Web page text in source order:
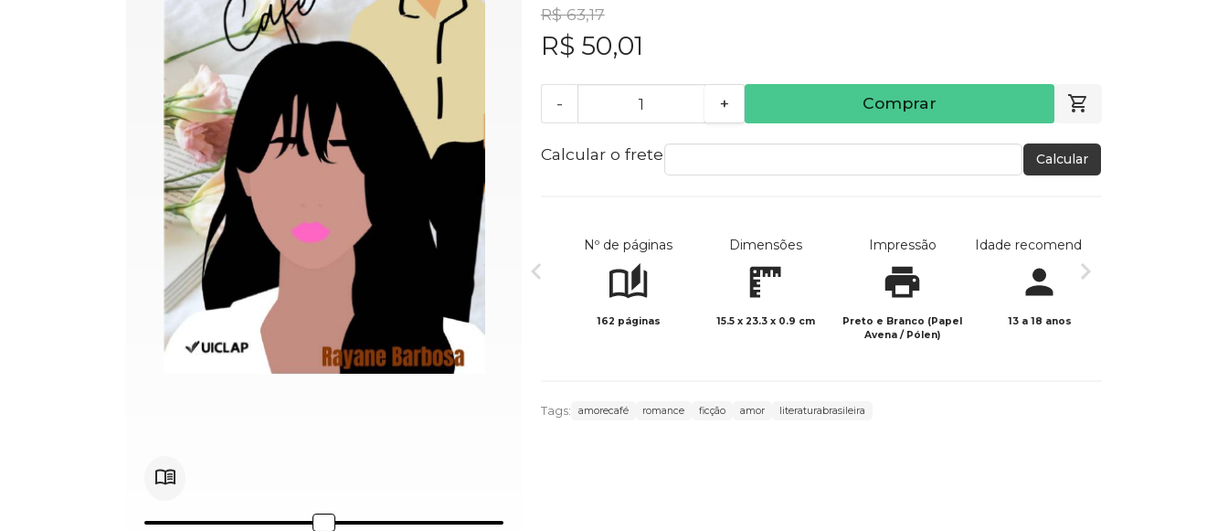
R$ 63,17
R$ 50,01
- + Comprar
Calcular o frete Calcular
Nº de páginas
162 páginas
Dimensões
15.5 x 23.3 x 0.9 cm
Impressão
Preto e Branco (Papel
Avena / Pólen)
Idade recomendada
13 a 18 anos
Tags: amorecafé romance ficção amor literaturabrasileira